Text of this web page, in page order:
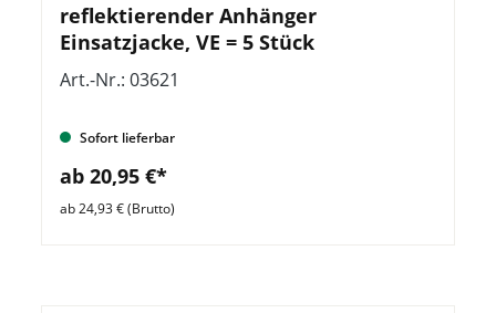
reflektierender Anhänger
Einsatzjacke, VE = 5 Stück
Art.-Nr.: 03621
Sofort lieferbar
ab 20,95 €*
ab 24,93 € (Brutto)